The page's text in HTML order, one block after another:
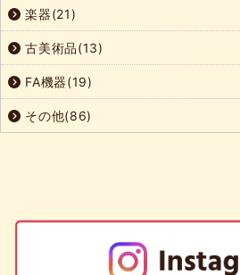
楽器(21)
古美術品(13)
FA機器(19)
その他(86)